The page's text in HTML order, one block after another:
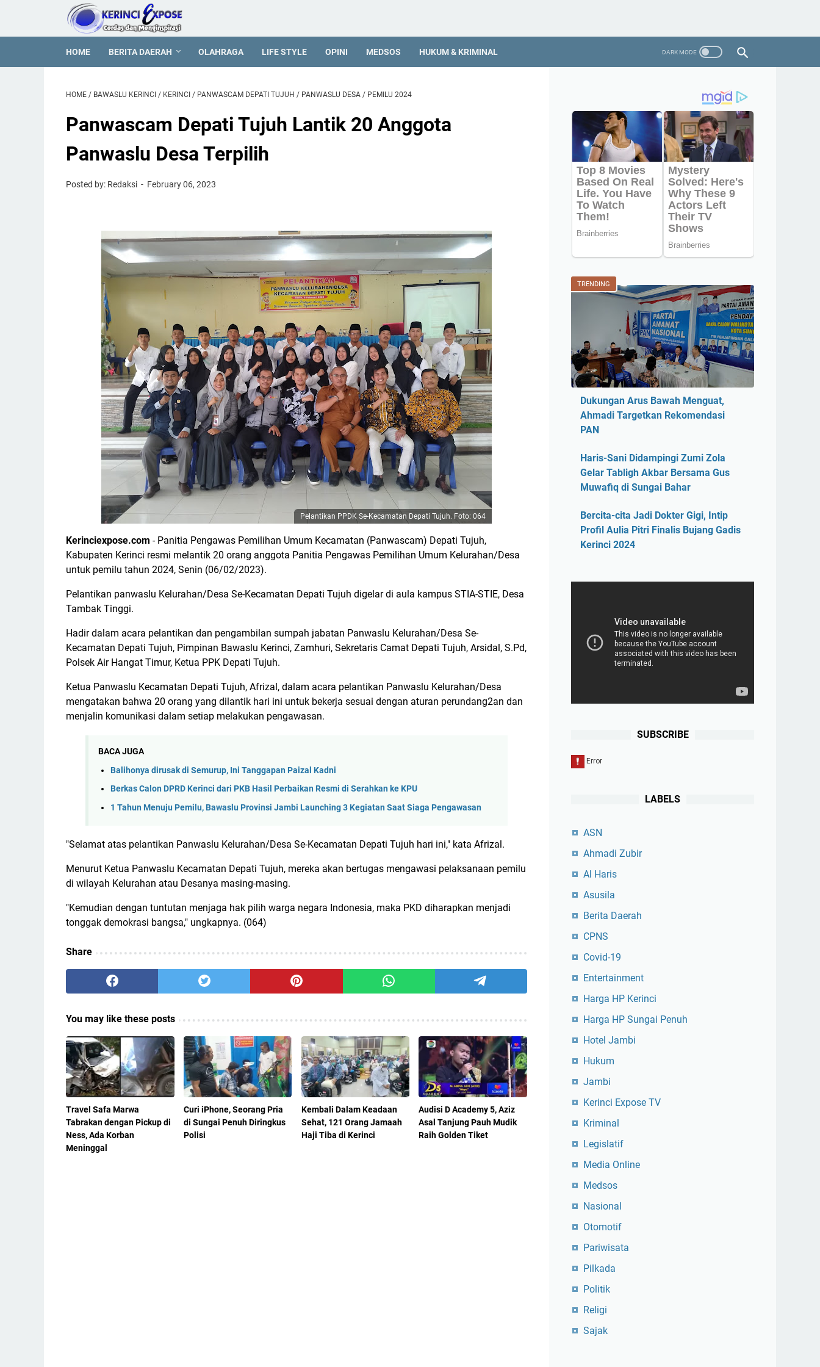
HOME BERITA DAERAH OLAHRAGA LIFE STYLE OPINI MEDSOS HUKUM & KRIMINAL
HOME / BAWASLU KERINCI / KERINCI / PANWASCAM DEPATI TUJUH / PANWASLU DESA / PEMILU 2024
Panwascam Depati Tujuh Lantik 20 Anggota
Panwaslu Desa Terpilih
Posted by: Redaksi February 06, 2023
Pelantikan PPDK Se-Kecamatan Depati Tujuh. Foto: 064
Kerinciexpose.com - Panitia Pengawas Pemilihan Umum Kecamatan (Panwascam) Depati Tujuh,
Kabupaten Kerinci resmi melantik 20 orang anggota Panitia Pengawas Pemilihan Umum Kelurahan/Desa
untuk pemilu tahun 2024, Senin (06/02/2023).
Pelantikan panwaslu Kelurahan/Desa Se-Kecamatan Depati Tujuh digelar di aula kampus STIA-STIE, Desa
Tambak Tinggi.
Hadir dalam acara pelantikan dan pengambilan sumpah jabatan Panwaslu Kelurahan/Desa Se-
Kecamatan Depati Tujuh, Pimpinan Bawaslu Kerinci, Zamhuri, Sekretaris Camat Depati Tujuh, Arsidal, S.Pd,
Polsek Air Hangat Timur, Ketua PPK Depati Tujuh.
Ketua Panwaslu Kecamatan Depati Tujuh, Afrizal, dalam acara pelantikan Panwaslu Kelurahan/Desa
mengatakan bahwa 20 orang yang dilantik hari ini untuk bekerja sesuai dengan aturan perundang2an dan
menjalin komunikasi dalam setiap melakukan pengawasan.
BACA JUGA
Balihonya dirusak di Semurup, Ini Tanggapan Paizal Kadni
Berkas Calon DPRD Kerinci dari PKB Hasil Perbaikan Resmi di Serahkan ke KPU
1 Tahun Menuju Pemilu, Bawaslu Provinsi Jambi Launching 3 Kegiatan Saat Siaga Pengawasan
"Selamat atas pelantikan Panwaslu Kelurahan/Desa Se-Kecamatan Depati Tujuh hari ini," kata Afrizal.
Menurut Ketua Panwaslu Kecamatan Depati Tujuh, mereka akan bertugas mengawasi pelaksanaan pemilu
di wilayah Kelurahan atau Desanya masing-masing.
"Kemudian dengan tuntutan menjaga hak pilih warga negara Indonesia, maka PKD diharapkan menjadi
tonggak demokrasi bangsa," ungkapnya. (064)
Share
You may like these posts
Travel Safa Marwa
Tabrakan dengan Pickup di
Ness, Ada Korban
Meninggal
Curi iPhone, Seorang Pria
di Sungai Penuh Diringkus
Polisi
Kembali Dalam Keadaan
Sehat, 121 Orang Jamaah
Haji Tiba di Kerinci
Audisi D Academy 5, Aziz
Asal Tanjung Pauh Mudik
Raih Golden Tiket
TRENDING
Dukungan Arus Bawah Menguat,
Ahmadi Targetkan Rekomendasi
PAN
Haris-Sani Didampingi Zumi Zola
Gelar Tabligh Akbar Bersama Gus
Muwafiq di Sungai Bahar
Bercita-cita Jadi Dokter Gigi, Intip
Profil Aulia Pitri Finalis Bujang Gadis
Kerinci 2024
SUBSCRIBE
LABELS
ASN
Ahmadi Zubir
Al Haris
Asusila
Berita Daerah
CPNS
Covid-19
Entertainment
Harga HP Kerinci
Harga HP Sungai Penuh
Hotel Jambi
Hukum
Jambi
Kerinci Expose TV
Kriminal
Legislatif
Media Online
Medsos
Nasional
Otomotif
Pariwisata
Pilkada
Politik
Religi
Sajak